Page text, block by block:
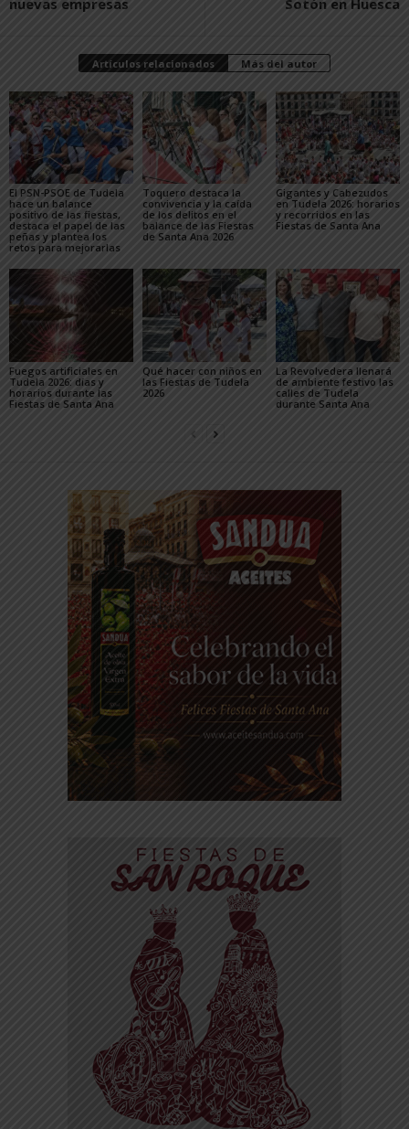
Artículos relacionados Más del autor
El PSN-PSOE de Tudela
hace un balance
positivo de las fiestas,
destaca el papel de las
peñas y plantea los
retos para mejorarlas
Toquero destaca la
convivencia y la caída
de los delitos en el
balance de las Fiestas
de Santa Ana 2026
Gigantes y Cabezudos
en Tudela 2026: horarios
y recorridos en las
Fiestas de Santa Ana
Fuegos artificiales en
Tudela 2026: días y
horarios durante las
Fiestas de Santa Ana
Qué hacer con niños en
las Fiestas de Tudela
2026
La Revolvedera llenará
de ambiente festivo las
calles de Tudela
durante Santa Ana